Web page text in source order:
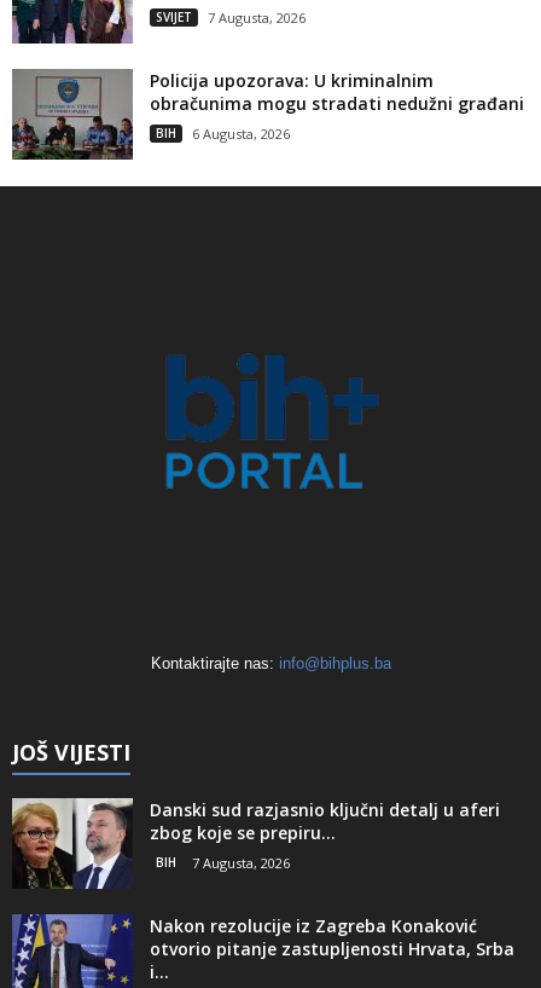
SVIJET 7 Augusta, 2026
Policija upozorava: U kriminalnim
obračunima mogu stradati nedužni građani
BIH 6 Augusta, 2026
Kontaktirajte nas: info@bihplus.ba
JOŠ VIJESTI
Danski sud razjasnio ključni detalj u aferi
zbog koje se prepiru...
BIH 7 Augusta, 2026
Nakon rezolucije iz Zagreba Konaković
otvorio pitanje zastupljenosti Hrvata, Srba
i...